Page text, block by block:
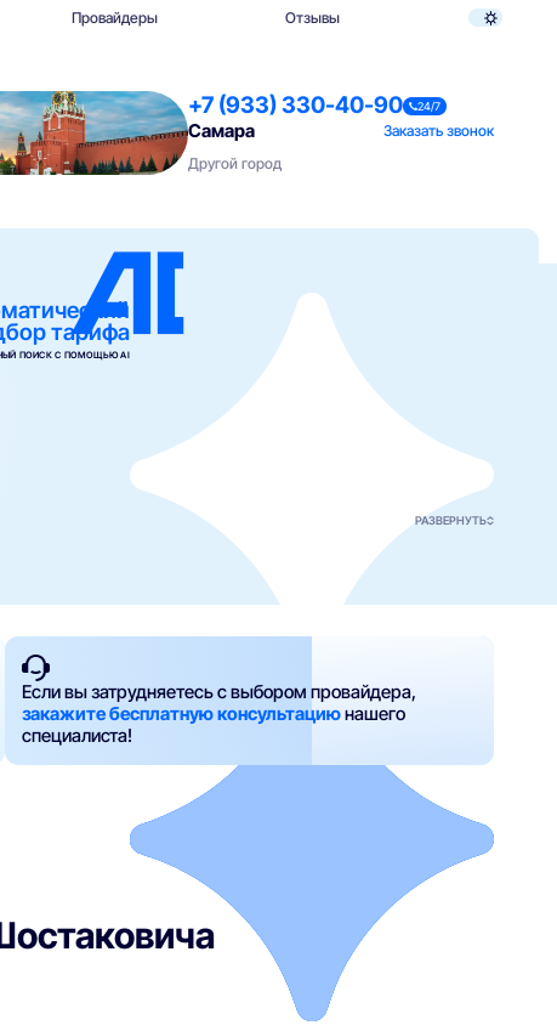
Провайдеры Отзывы
+7 (933) 330-40-90 24/7
Самара
Заказать звонок
Другой город
тарифа
ПОИСК С ПОМОЩЬЮ AI
РАЗВЕРНУТЬ
Если вы затрудняетесь с выбором провайдера,
закажите бесплатную консультациюнашего
специалиста!